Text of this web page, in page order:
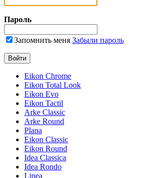
Пароль
Запомнить меня Забыли пароль
Eikon Chrome
Eikon Total Look
Eikon Evo
Eikon Tactil
Arke Classic
Arke Round
Plana
Eikon Classic
Eikon Round
Idea Classica
Idea Rondo
Linea